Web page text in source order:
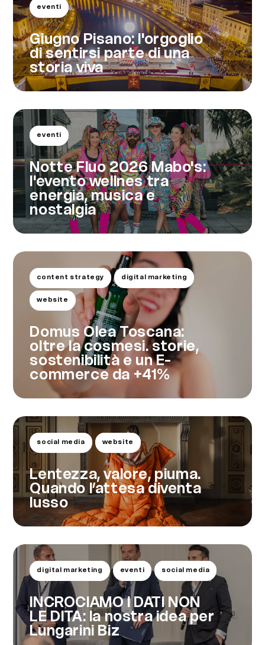
eventi
Giugno Pisano: l'orgoglio
di sentirsi parte di una
storia viva
eventi
Notte Fluo 2026 Mabo's:
l'evento wellnes tra
energia, musica e
nostalgia
content strategy digital marketing
website
Domus Olea Toscana:
oltre la cosmesi. storie,
sostenibilità e un E-
commerce da +41%
social media website
Lentezza, valore, piuma.
Quando l’attesa diventa
lusso
digital marketing eventi social media
INCROCIAMO I DATI NON
LE DITA: la nostra idea per
Lungarini Biz